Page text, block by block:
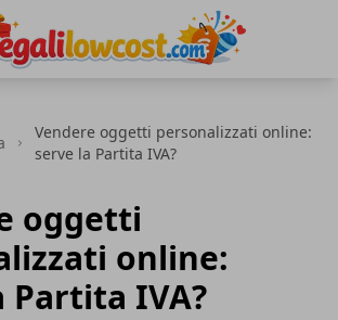
Vendere oggetti personalizzati online:
serve la Partita IVA?
oggetti
online:
Partita IVA?